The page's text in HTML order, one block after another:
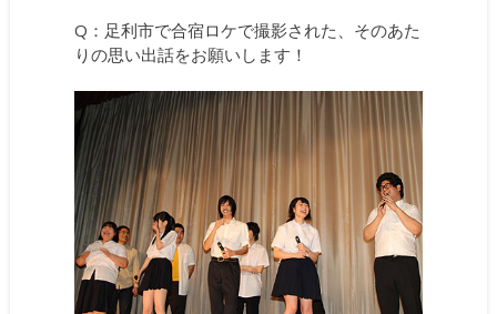
Q：足利市で合宿ロケで撮影された、そのあた
りの思い出話をお願いします！